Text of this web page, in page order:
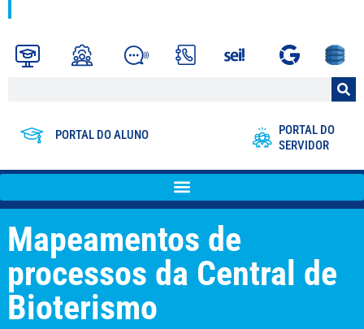
PORTAL DO ALUNO
PORTAL DO
SERVIDOR
Mapeamentos de
processos da Central de
Bioterismo